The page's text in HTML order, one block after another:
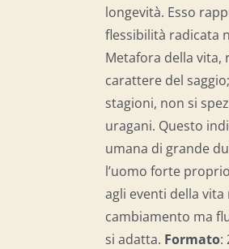
longevità. Esso
flessibilità radicata
Metafora della vita,
carattere del
stagioni, non si
uragani. Questo
umana di grande
l’uomo forte
agli eventi della
cambiamento ma
si adatta. Formato: